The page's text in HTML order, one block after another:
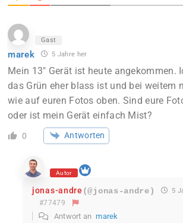
Gast
marek 5 Jahre her
Mein 13″ Gerät ist heute angekommen.
das Grün eher blass ist und bei weitem
wie auf euren Fotos oben. Sind eure
oder ist mein Gerät einfach Mist?
0 Antworten
Autor
jonas-andre(@jonas-andre) 5
#77479
Antwort anmarek